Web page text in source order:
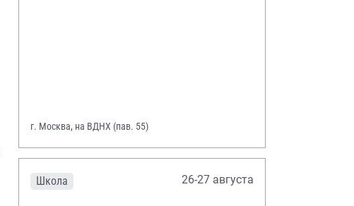
г. Москва, на ВДНХ (пав. 55)
Школа 26-27 августа